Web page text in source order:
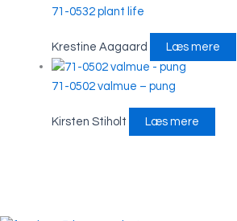
71-0532 plant life
Krestine Aagaard Læs mere
71-0502 valmue – pung
Kirsten Stiholt Læs mere